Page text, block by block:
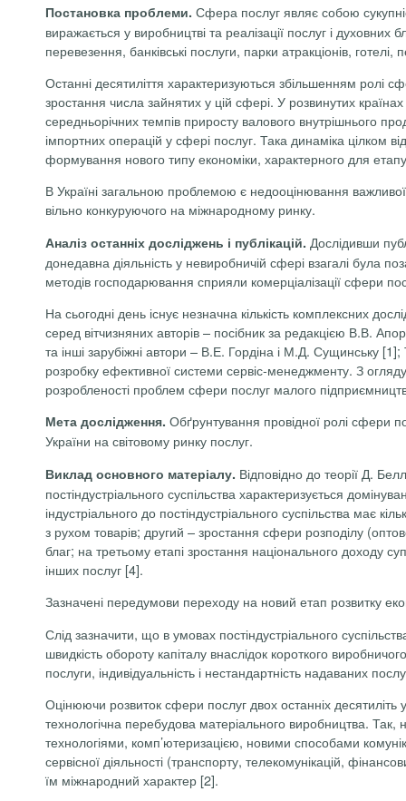
Постановка проблеми. Сфера послуг являє собою
виражається у виробництві та реалізації послуг і
перевезення, банківські послуги, пар­ки атракціонів,
Останні десятиліття характеризуються збільшенням ролі
зростання числа зайнятих у цій сфері. У розвинутих
середньорічних темпів приросту валового внутрішнього
імпортних операцій у сфері послуг. Така динаміка цілком
формування нового типу економіки, характерного для етапу
В Україні загальною проблемою є недооцінювання
вільно конкуруючого на міжнародному ринку.
Аналіз останніх досліджень і публікацій. Дослідивши
донедавна діяльність у невиробничій сфері взагалі була
методів господарювання сприяли комерціалізації сфери
На сьогодні день існує незначна кількість комплексних
серед вітчизняних авторів – посібник за редакцією В.В.
та інші зарубіжні автори – В.Е. Гордіна і М.Д. Сущинську
розробку ефективної системи сервіс-менеджменту. З
розробленості проблем сфери послуг малого
Мета дослідження. Обґрунтування провідної ролі сфери
України на світовому ринку послуг.
Виклад основного матеріалу. Відповідно до теорії Д.
постіндустріального суспільства характеризується
індустріального до постіндустріального суспільства має
з рухом товарів; другий – зростання сфери розподілу
благ; на третьому етапі зростання національного доходу
інших послуг [4].
Зазначені передумови переходу на новий етап розвитку
Слід зазначити, що в умовах постіндустріального
швидкість обороту капіталу внаслідок короткого
послуги, індивідуальність і нестандартність надаваних
Оцінюючи розвиток сфери послуг двох останніх
технологічна перебудова матеріального виробництва.
технологіями, комп’ютеризацією, новими способами
сервісної діяльності (транспорту, телекомунікацій,
їм міжнародний характер [2].